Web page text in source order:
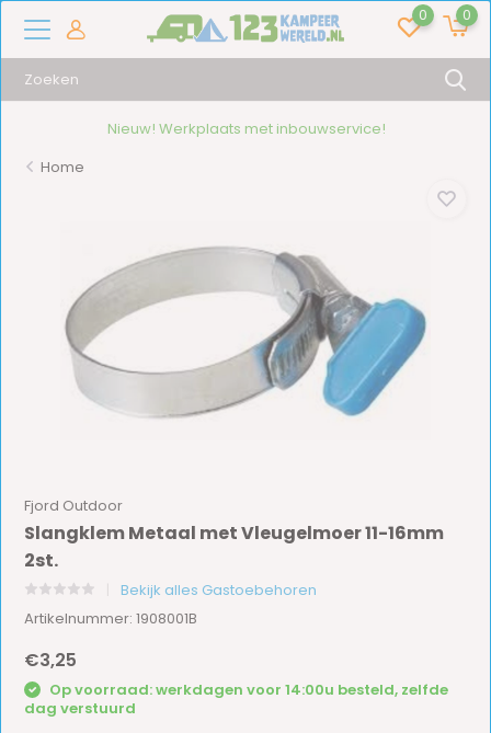
0 0
Nieuw! Werkplaats met inbouwservice!
Home
Fjord Outdoor
Slangklem Metaal met Vleugelmoer 11-16mm
2st.
Bekijk alles Gastoebehoren
Artikelnummer: 1908001B
€3,25
Op voorraad: werkdagen voor 14:00u besteld, zelfde
dag verstuurd